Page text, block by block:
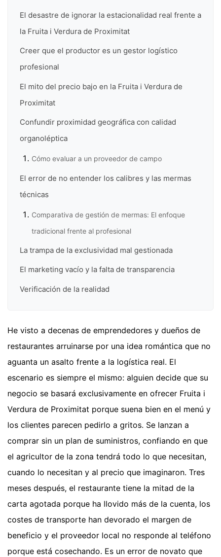
El desastre de ignorar la estacionalidad real frente a
la Fruita i Verdura de Proximitat
Creer que el productor es un gestor logístico
profesional
El mito del precio bajo en la Fruita i Verdura de
Proximitat
Confundir proximidad geográfica con calidad
organoléptica
Cómo evaluar a un proveedor de campo
El error de no entender los calibres y las mermas
técnicas
Comparativa de gestión de mermas: El enfoque
tradicional frente al profesional
La trampa de la exclusividad mal gestionada
El marketing vacío y la falta de transparencia
Verificación de la realidad
He visto a decenas de emprendedores y dueños de
restaurantes arruinarse por una idea romántica que no
aguanta un asalto frente a la logística real. El
escenario es siempre el mismo: alguien decide que su
negocio se basará exclusivamente en ofrecer Fruita i
Verdura de Proximitat porque suena bien en el menú y
los clientes parecen pedirlo a gritos. Se lanzan a
comprar sin un plan de suministros, confiando en que
el agricultor de la zona tendrá todo lo que necesitan,
cuando lo necesitan y al precio que imaginaron. Tres
meses después, el restaurante tiene la mitad de la
carta agotada porque ha llovido más de la cuenta, los
costes de transporte han devorado el margen de
beneficio y el proveedor local no responde al teléfono
porque está cosechando. Es un error de novato que